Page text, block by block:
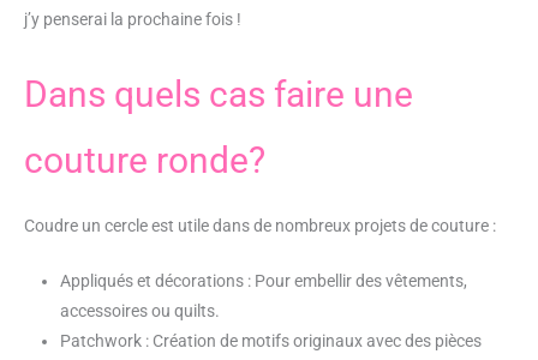
j’y penserai la prochaine fois !
Dans quels cas faire une
couture ronde?
Coudre un cercle est utile dans de nombreux projets de couture :
Appliqués et décorations : Pour embellir des vêtements,
accessoires ou quilts.
Patchwork : Création de motifs originaux avec des pièces